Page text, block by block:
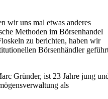
wir uns mal etwas anderes
Methoden im Börsenhandel
zu berichten, haben wir
Börsenhändler
Gründer, ist 23 Jahre jung
als